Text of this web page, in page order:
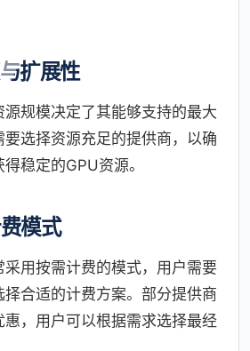
扩展性
源规模决定了其能够支持的最大
选择资源充足的提供商，以确
稳定的GPU资源。
模式
采用按需计费的模式，用户需要
合适的计费方案。部分提供商
，用户可以根据需求选择最经